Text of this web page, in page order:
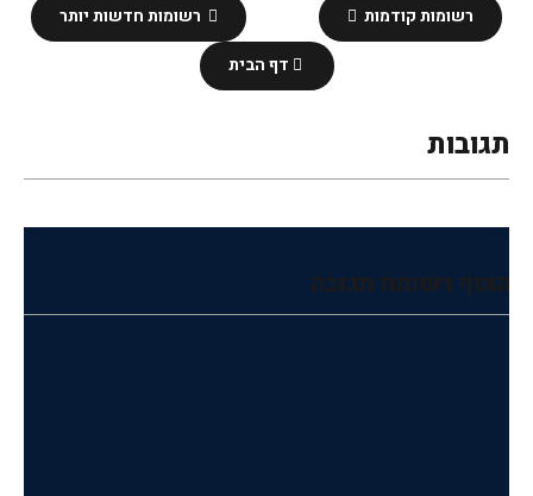
רשומות חדשות יותר רשומות קודמות
דף הבית
תגובות
הוסף רשומת תגובה